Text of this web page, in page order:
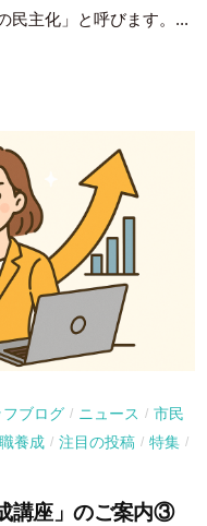
民主化」と呼びます。...
フブログ / ニュース / 市民
養成 / 注目の投稿 / 特集 /
講座」のご案内③